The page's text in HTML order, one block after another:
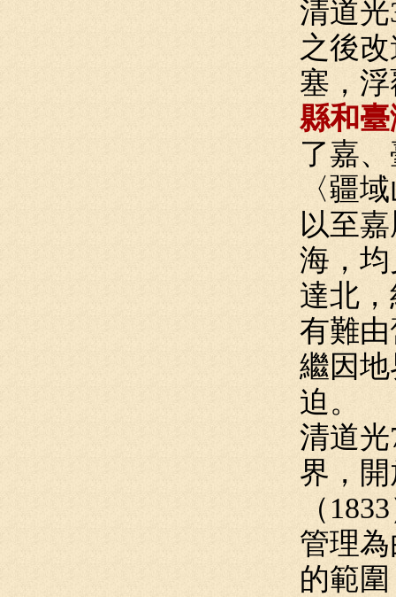
清道
之後
塞，
縣和
了嘉
〈疆
以至
海，
達北
有難
繼因
迫。
清道光
界，
（
管理
的範